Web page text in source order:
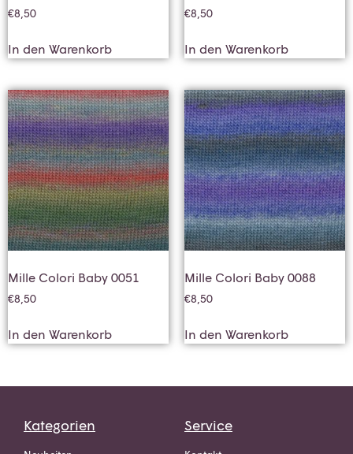
€8,50
In den Warenkorb
€8,50
In den Warenkorb
Mille Colori Baby 0051
€8,50
In den Warenkorb
Mille Colori Baby 0088
€8,50
In den Warenkorb
Kategorien Service